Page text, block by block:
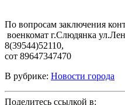
По вопросам заключения
военкомат г.Слюдянка
8(39544)52110,
сот 89647347470
В рубрике: Новости города
Поделитесь ссылкой в: